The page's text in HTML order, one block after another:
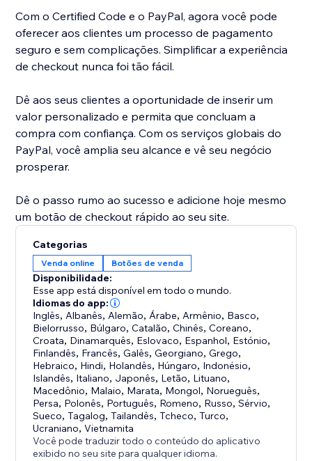
Com o Certified Code e o PayPal, agora você pode
oferecer aos clientes um processo de pagamento
seguro e sem complicações. Simplificar a experiência
de checkout nunca foi tão fácil.
Dê aos seus clientes a oportunidade de inserir um
valor personalizado e permita que concluam a
compra com confiança. Com os serviços globais do
PayPal, você amplia seu alcance e vê seu negócio
prosperar.
Dê o passo rumo ao sucesso e adicione hoje mesmo
um botão de checkout rápido ao seu site.
Categorias
Venda online Botões de venda
Disponibilidade:
Esse app está disponível em todo o mundo.
Idiomas do app:
Inglês, Albanês, Alemão, Árabe, Armênio, Basco,
Bielorrusso, Búlgaro,Catalão,Chinês,Coreano,
Croata, Dinamarquês, Eslovaco, Espanhol, Estónio,
Finlandês, Francês,Galês,Georgiano,Grego,
Hebraico, Hindi, Holandês, Húngaro, Indonésio,
Islandês, Italiano, Japonês, Letão, Lituano,
Macedônio, Malaio, Marata, Mongol, Norueguês,
Persa, Polonês, Português, Romeno, Russo,Sérvio,
Sueco,Tagalog,Tailandês,Tcheco,Turco,
Ucraniano,Vietnamita
Você pode traduzir todo o conteúdo do aplicativo
exibido no seu site para qualquer idioma.